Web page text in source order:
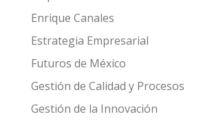
Enrique Canales
Estrategia Empresarial
Futuros de México
Gestión de Calidad y Procesos
Gestión de la Innovación